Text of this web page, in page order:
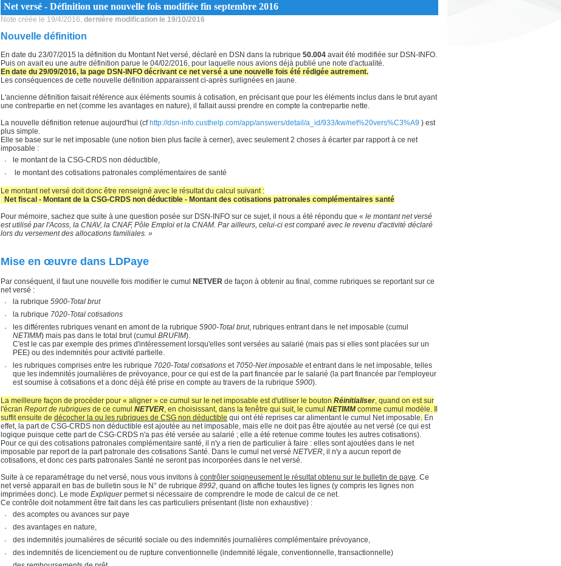
Infogérance
Net versé - Définition une nouvelle fois modifiée fin septembre 2016
Note créée le 19/4/2016, dernière modification le 19/10/2016
Nouvelle définition
En date du 23/07/2015 la définition du Montant Net versé, déclaré en DSN dans la rubrique 50.004 avait été modifiée sur DSN-INFO.
Puis on avait eu une autre définition parue le 04/02/2016, pour laquelle nous avions déjà publié une note d'actualité.
En date du 29/09/2016, la page DSN-INFO décrivant ce net versé a une nouvelle fois été rédigée autrement.
Les conséquences de cette nouvelle définition apparaissent ci-après surlignées en jaune.
L'ancienne définition faisait référence aux éléments soumis à cotisation, en précisant que pour les éléments inclus dans le brut ayant
une contrepartie en net (comme les avantages en nature), il fallait aussi prendre en compte la contrepartie nette.
La nouvelle définition retenue aujourd'hui (cf http://dsn-info.custhelp.com/app/answers/detail/a_id/933/kw/net%20vers%C3%A9 ) est
plus simple.
Elle se base sur le net imposable (une notion bien plus facile à cerner), avec seulement 2 choses à écarter par rapport à ce net
imposable :
le montant de la CSG-CRDS non déductible,
le montant des cotisations patronales complémentaires de santé
Le montant net versé doit donc être renseigné avec le résultat du calcul suivant :
Net fiscal - Montant de la CSG-CRDS non déductible - Montant des cotisations patronales complémentaires santé
Pour mémoire, sachez que suite à une question posée sur DSN-INFO sur ce sujet, il nous a été répondu que « le montant net versé
est utilisé par l'Acoss, la CNAV, la CNAF, Pôle Emploi et la CNAM. Par ailleurs, celui-ci est comparé avec le revenu d'activité déclaré
lors du versement des allocations familiales. »
Mise en œuvre dans LDPaye
Par conséquent, il faut une nouvelle fois modifier le cumul NETVER de façon à obtenir au final, comme rubriques se reportant sur ce
net versé :
la rubrique 5900-Total brut
la rubrique 7020-Total cotisations
les différentes rubriques venant en amont de la rubrique 5900-Total brut, rubriques entrant dans le net imposable (cumul
NETIMM) mais pas dans le total brut (cumul BRUFIM).
C'est le cas par exemple des primes d'intéressement lorsqu'elles sont versées au salarié (mais pas si elles sont placées sur un
PEE) ou des indemnités pour activité partielle.
les rubriques comprises entre les rubrique 7020-Total cotisations et 7050-Net imposable et entrant dans le net imposable, telles
que les indemnités journalières de prévoyance, pour ce qui est de la part financée par le salarié (la part financée par l'employeur
est soumise à cotisations et a donc déjà été prise en compte au travers de la rubrique 5900).
La meilleure façon de procéder pour « aligner » ce cumul sur le net imposable est d'utiliser le bouton Réinitialiser, quand on est sur
l'écran Report de rubriques de ce cumul NETVER, en choisissant, dans la fenêtre qui suit, le cumul NETIMM comme cumul modèle. Il
suffit ensuite de décocher la ou les rubriques de CSG non déductible qui ont été reprises car alimentant le cumul Net imposable. En
effet, la part de CSG-CRDS non déductible est ajoutée au net imposable, mais elle ne doit pas être ajoutée au net versé (ce qui est
logique puisque cette part de CSG-CRDS n'a pas été versée au salarié ; elle a été retenue comme toutes les autres cotisations).
Pour ce qui des cotisations patronales complémentaire santé, il n'y a rien de particulier à faire : elles sont ajoutées dans le net
imposable par report de la part patronale des cotisations Santé. Dans le cumul net versé NETVER, il n'y a aucun report de
cotisations, et donc ces parts patronales Santé ne seront pas incorporées dans le net versé.
Suite à ce reparamétrage du net versé, nous vous invitons à contrôler soigneusement le résultat obtenu sur le bulletin de paye. Ce
net versé apparait en bas de bulletin sous le N° de rubrique 8992, quand on affiche toutes les lignes (y compris les lignes non
imprimées donc). Le mode Expliquerpermet si nécessaire de comprendre le mode de calcul de ce net.
Ce contrôle doit notamment être fait dans les cas particuliers présentant (liste non exhaustive) :
des acomptes ou avances sur paye
des avantages en nature,
des indemnités journalières de sécurité sociale ou des indemnités journalières complémentaire prévoyance,
des indemnités de licenciement ou de rupture conventionnelle (indemnité légale, conventionnelle, transactionnelle)